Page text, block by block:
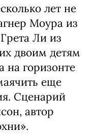
лет не
Моура из
Ли из
двоим детям
на горизонте
еще
Сценарий
автор